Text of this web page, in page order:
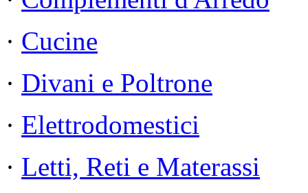
· Cucine
· Divani e Poltrone
· Elettrodomestici
· Letti, Reti e Materassi